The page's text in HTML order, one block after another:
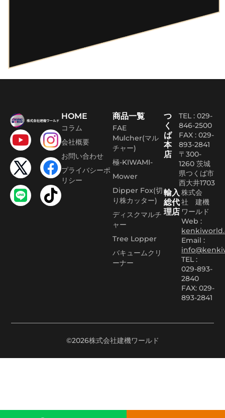
HOME
コラム
会社概要
お問い合わせ
プライバシーポ
リシー
商品一覧
FAE
Mulcher(マル
チャー)
極-KIWAMI-
Mower
Dipper Fox(切
り株カッター)
ディスクマルチ
ャー
Tree Lopper
バキュームクリ
ーナー
つ
く
ば
本
店
TEL : 029-
846-2500
FAX : 029-
893-2841
〒300-
1260 茨城
県つくば市
西大井1703
輸入
総代
理店
株式会
社 建機
ワールド
Web :
Email :
TEL :
029-893-
2840
FAX: 029-
893-2841
©2026株式会社建機ワールド